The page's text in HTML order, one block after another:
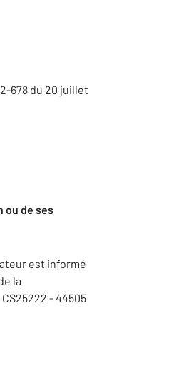
678 du 20 juillet
ou de ses
est informé
la
- 44505